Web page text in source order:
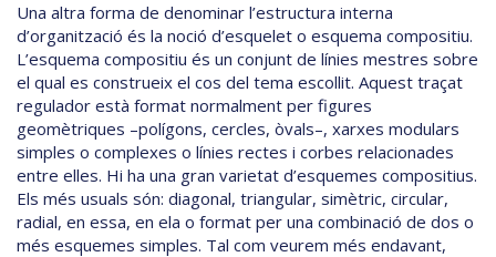
Una altra forma de denominar l’estructura interna
d’organització és la noció d’esquelet o esquema compositiu.
L’esquema compositiu és un conjunt de línies mestres sobre
el qual es construeix el cos del tema escollit. Aquest traçat
regulador està format normalment per figures
geomètriques –polígons, cercles, òvals–, xarxes modulars
simples o complexes o línies rectes i corbes relacionades
entre elles. Hi ha una gran varietat d’esquemes compositius.
Els més usuals són: diagonal, triangular, simètric, circular,
radial, en essa, en ela o format per una combinació de dos o
més esquemes simples. Tal com veurem més endavant,